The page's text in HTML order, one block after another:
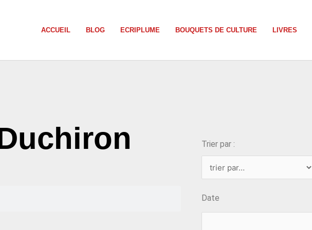
ACCUEIL BLOG ECRIPLUME BOUQUETS DE CULTURE LIVRES
Trier par :
Date